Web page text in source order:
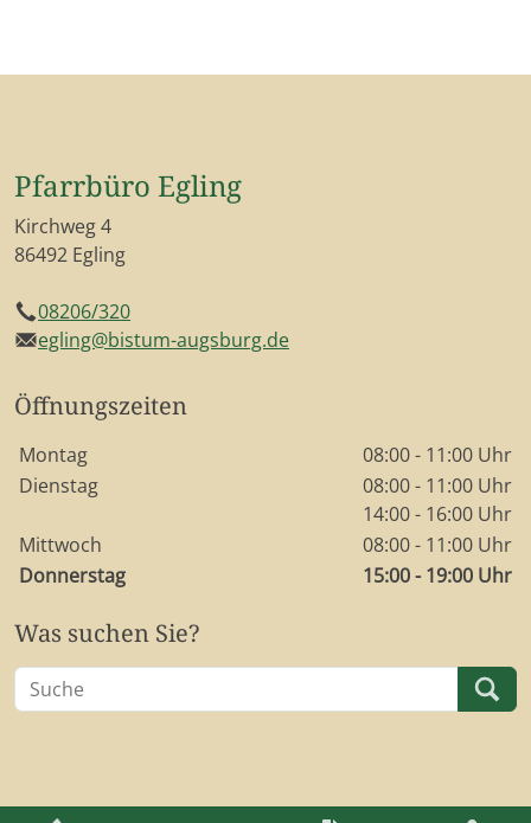
Pfarrbüro Egling
Kirchweg 4
86492 Egling
Telefon
08206/320
E-Mailegling@bistum-augsburg.de
Öffnungszeiten
Wochentage / Monate
Öffnungszeiten / Hinweise
Montag
08:00 - 11:00 Uhr
Dienstag
08:00 - 11:00 Uhr
14:00 - 16:00 Uhr
Mittwoch
08:00 - 11:00 Uhr
Donnerstag
15:00 - 19:00 Uhr
Was suchen Sie?